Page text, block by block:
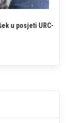
u posjeti URC-